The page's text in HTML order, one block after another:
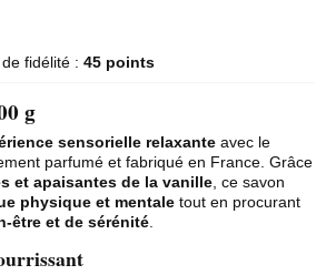
fidélité : 45 points
g
sensorielle relaxante avec le
parfumé et fabriqué en France. Grâce
et apaisantes de la vanille, ce savon
physique et mentale tout en procurant
être et de sérénité.